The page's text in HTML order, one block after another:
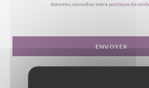
données, consultez notre politique de